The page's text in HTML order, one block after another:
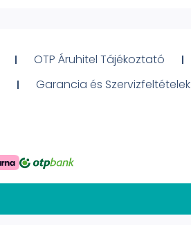
OTP Áruhitel Tájékoztató
Garancia és Szervizfeltételek